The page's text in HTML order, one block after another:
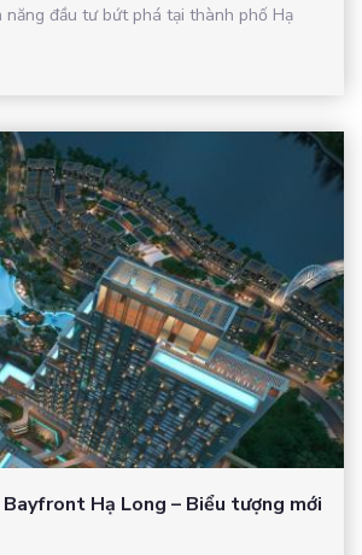
năng đầu tư bứt phá tại thành phố Hạ
Hạ Long – Biểu tượng mới